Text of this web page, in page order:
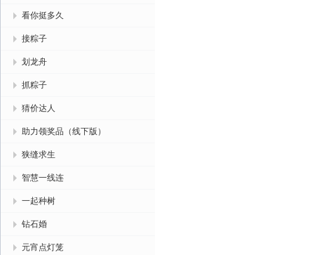
看你挺多久
接粽子
划龙舟
抓粽子
猜价达人
助力领奖品（线下版）
狭缝求生
智慧一线连
一起种树
钻石婚
元宵点灯笼